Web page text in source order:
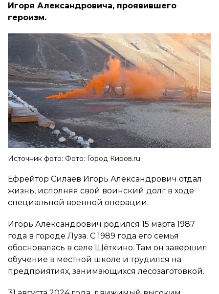
Игоря Александровича, проявившего
героизм.
Источник фото: Фото: Город Киров.ru
Ефрейтор Силаев Игорь Александрович отдал
жизнь, исполняя свой воинский долг в ходе
специальной военной операции.
Игорь Александрович родился 15 марта 1987
года в городе Луза. С 1989 года его семья
обосновалась в селе Щёткино. Там он завершил
обучение в местной школе и трудился на
предприятиях, занимающихся лесозаготовкой.